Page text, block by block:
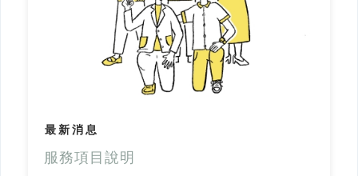
最新消息
服務項目說明